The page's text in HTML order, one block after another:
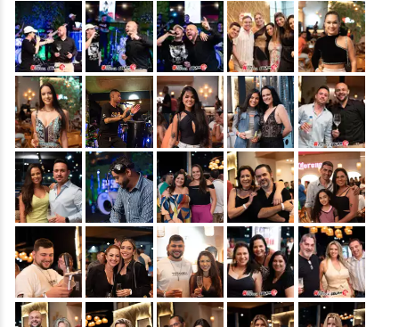
&nbsp; &nbsp; &nbsp; &nbsp; &nbsp;
&nbsp; &nbsp; &nbsp; &nbsp; &nbsp;
&nbsp; &nbsp; &nbsp; &nbsp; &nbsp;
&nbsp; &nbsp; &nbsp; &nbsp; &nbsp;
&nbsp; &nbsp; &nbsp; &nbsp; &nbsp;